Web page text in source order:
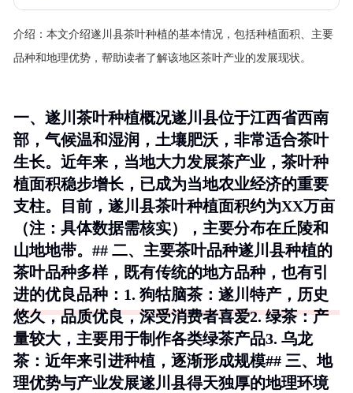
介绍： 本文介绍遂川县茶叶种植的基本情况，包括种植面积、主要
品种和地理优势，帮助读者了解该地区茶叶产业的发展现状。
一、遂川茶叶种植概况遂川县位于江西省西南
部，气候温和湿润，土壤肥沃，非常适合茶叶
生长。近年来，当地大力发展茶产业，茶叶种
植面积稳步增长，已成为当地农业经济的重要
支柱。目前，遂川县茶叶种植面积约为XX万亩
（注：具体数据需核实），主要分布在丘陵和
山地地带。## 二、主要茶叶品种遂川县种植的
茶叶品种多样，既有传统的地方品种，也有引
进的优良品种：1. 狗牯脑茶 ：遂川特产，历史
悠久，品质优良，深受消费者喜爱2.绿茶：产
量较大，主要用于制作各类绿茶产品3. 乌龙
茶 ：近年来引进种植，逐渐形成规模## 三、地
理优势与产业发展遂川县得天独厚的地理环境